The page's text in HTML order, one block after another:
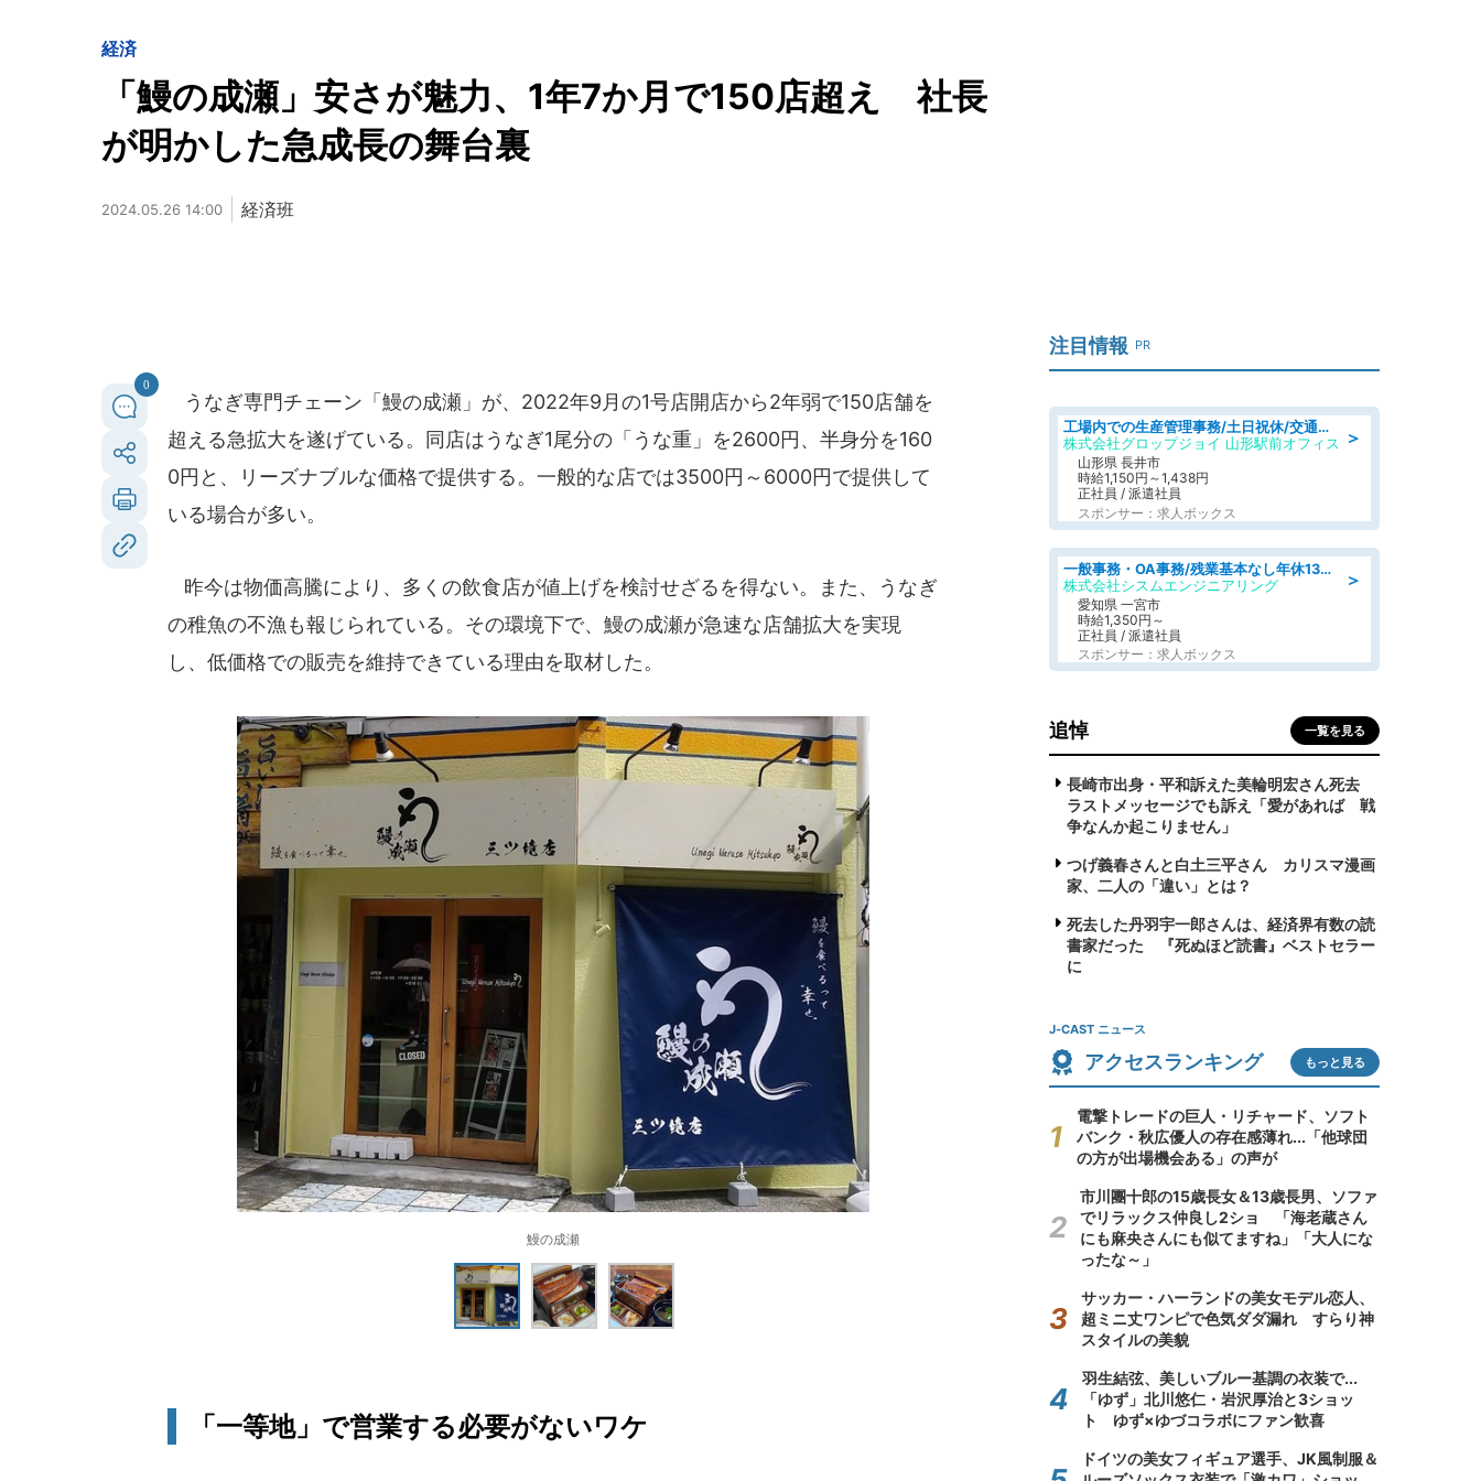
経済
「鰻の成瀬」安さが魅力、1年7か月で150店超え 社長
が明かした急成長の舞台裏
2024.05.26 14:00 経済班
0
うなぎ専門チェーン「鰻の成瀬」が、2022年9月の1号店開店から2年弱で150店舗を
超える急拡大を遂げている。同店はうなぎ1尾分の「うな重」を2600円、半身分を160
0円と、リーズナブルな価格で提供する。一般的な店では3500円～6000円で提供して
いる場合が多い。
昨今は物価高騰により、多くの飲食店が値上げを検討せざるを得ない。また、うなぎ
の稚魚の不漁も報じられている。その環境下で、鰻の成瀬が急速な店舗拡大を実現
し、低価格での販売を維持できている理由を取材した。
鰻の成瀬
「一等地」で営業する必要がないワケ
注目情報 PR
＞
工場内での生産管理事務/土日祝休/交通費支給
株式会社グロップジョイ 山形駅前オフィス
山形県 長井市
時給1,150円～1,438円
正社員 / 派遣社員
スポンサー：求人ボックス
＞
一般事務・OA事務/残業基本なし年休130日社保完備の一般・調達事務
株式会社シスムエンジニアリング
愛知県 一宮市
時給1,350円～
正社員 / 派遣社員
スポンサー：求人ボックス
追悼 一覧を見る
長崎市出身・平和訴えた美輪明宏さん死去
ラストメッセージでも訴え「愛があれば 戦
争なんか起こりません」
つげ義春さんと白土三平さん カリスマ漫画
家、二人の「違い」とは？
死去した丹羽宇一郎さんは、経済界有数の読
書家だった 『死ぬほど読書』ベストセラー
に
J-CAST ニュース
アクセスランキング もっと見る
電撃トレードの巨人・リチャード、ソフト
バンク・秋広優人の存在感薄れ...「他球団
の方が出場機会ある」の声が
市川團十郎の15歳長女＆13歳長男、ソファ
でリラックス仲良し2ショ 「海老蔵さん
にも麻央さんにも似てますね」「大人にな
ったな～」
サッカー・ハーランドの美女モデル恋人、
超ミニ丈ワンピで色気ダダ漏れ すらり神
スタイルの美貌
羽生結弦、美しいブルー基調の衣装で...
「ゆず」北川悠仁・岩沢厚治と3ショッ
ト ゆず×ゆづコラボにファン歓喜
ドイツの美女フィギュア選手、JK風制服＆